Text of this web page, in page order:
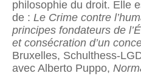
philosophie du droit. Elle
de : Le Crime contre
principes fondateurs de
et consécration d’un
Bruxelles, Schulthess-
avec Alberto Puppo,